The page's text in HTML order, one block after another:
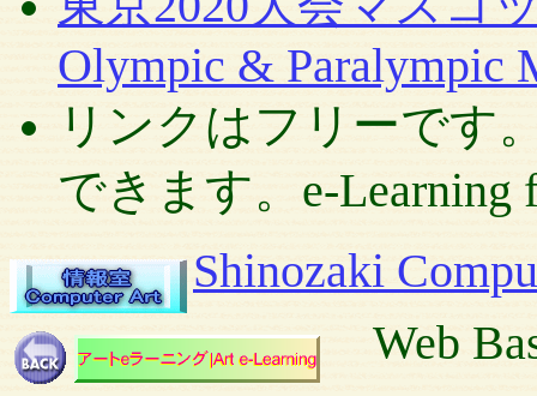
Olympic & Paralympic
リンクはフリーです
できます。e-Learning
Shinozaki
Web